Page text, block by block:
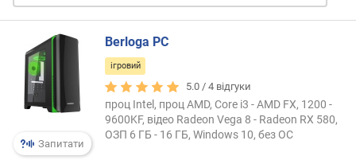
с
к
р
а
с
Запитати
Berloga PC
ігровий
5.0 /4 відгуки
проц Intel, проц AMD, Core i3 - AMD FX, 1200 -
9600KF, відео Radeon Vega 8 - Radeon RX 580,
ОЗП 6 ГБ - 16 ГБ, Windows 10, без ОС